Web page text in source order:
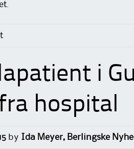
i
hospital
by Ida Meyer, Berlingske